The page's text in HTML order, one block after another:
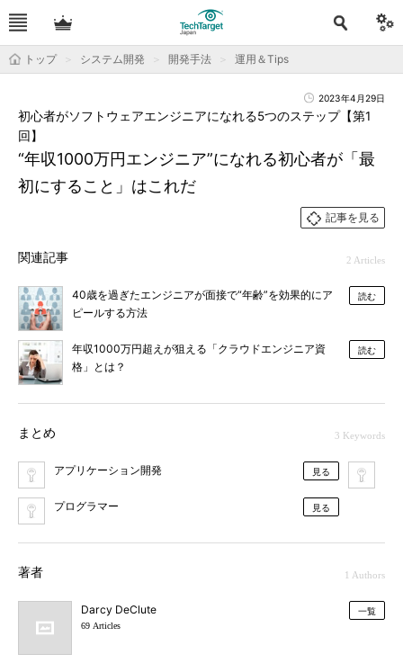
トップ システム開発 開発手法 運用＆Tips
2023年4月29日
“年収1000万円エンジニア”になれる初心者が「最
初にすること」はこれだ
初心者がソフトウェアエンジニアになれる5つのステップ【第1
回】
記事を見る
関連記事 2 Articles
40歳を過ぎたエンジニアが面接で“年齢”を効果的にア
ピールする方法
読む
年収1000万円超えが狙える「クラウドエンジニア資
格」とは？
読む
まとめ 3 Keywords
アプリケーション開発 見る
プログラマー 見る
著者 1 Authors
Darcy DeClute
69 Articles
一覧